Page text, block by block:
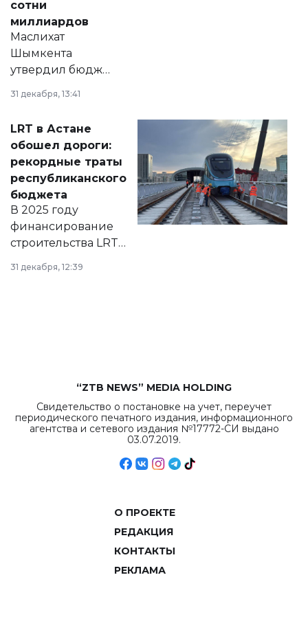
сотни
миллиардов
Маслихат
Шымкента
утвердил бюджет
города на 2026–
2028 годы.
документ
появился в базе
нормативных
правовых актов и
на сайте маслихат
города.
31 декабря, 13:41
LRT в Астане
обошел дороги:
рекордные траты
республиканского
бюджета
В 2025 году
финансирование
строительства LRT
в Астане из
республиканского
31 декабря, 12:39
“ZTB NEWS” MEDIA HOLDING
Свидетельство о постановке на учет, переучет
периодического печатного издания, информационного
агентства и сетевого издания №17772-СИ выдано
03.07.2019.
О ПРОЕКТЕ
РЕДАКЦИЯ
КОНТАКТЫ
РЕКЛАМА